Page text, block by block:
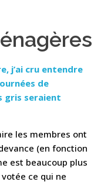
j’ai cru entendre
de
gris seraient
les membres ont
(en fonction
est beaucoup plus
ce qui ne